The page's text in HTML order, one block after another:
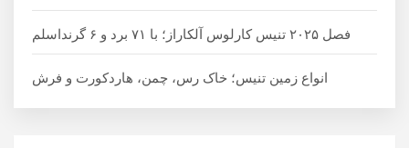
فصل ۲۰۲۵ تنیس کارلوس آلکاراز؛ با ۷۱ برد و ۶ گرنداسلم
انواع زمین تنیس؛ خاک رس، چمن، هاردکورت و فرش